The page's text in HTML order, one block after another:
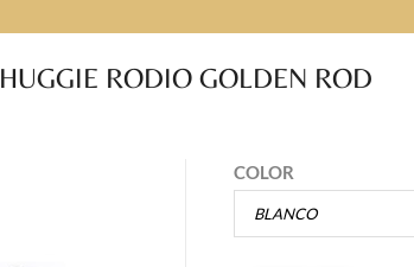
HUGGIE RODIO GOLDEN ROD
COLOR